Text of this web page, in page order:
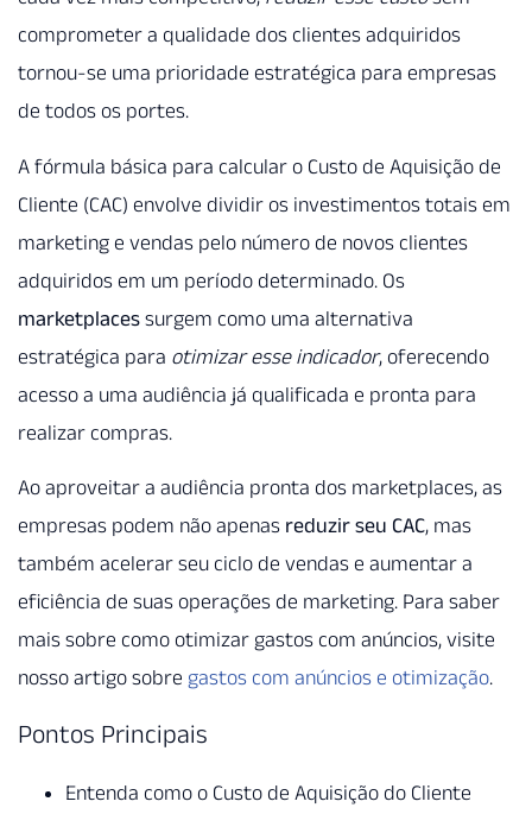
comprometer a qualidade dos clientes adquiridos
tornou-se uma prioridade estratégica para empresas
de todos os portes.
A fórmula básica para calcular o Custo de Aquisição de
Cliente (CAC) envolve dividir os investimentos totais em
marketing e vendas pelo número de novos clientes
adquiridos em um período determinado. Os
marketplaces surgem como uma alternativa
estratégica para otimizar esse indicador, oferecendo
acesso a uma audiência já qualificada e pronta para
realizar compras.
Ao aproveitar a audiência pronta dos marketplaces, as
empresas podem não apenas reduzir seu CAC, mas
também acelerar seu ciclo de vendas e aumentar a
eficiência de suas operações de marketing. Para saber
mais sobre como otimizar gastos com anúncios, visite
nosso artigo sobre gastos com anúncios e otimização.
Pontos Principais
Entenda como o Custo de Aquisição do Cliente